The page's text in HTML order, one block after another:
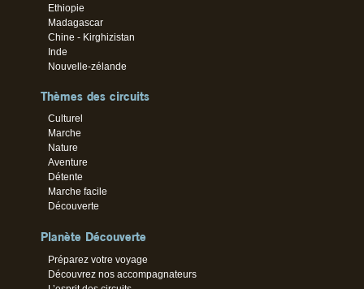
Ethiopie
Madagascar
Chine - Kirghizistan
Inde
Nouvelle-zélande
Thèmes des circuits
Culturel
Marche
Nature
Aventure
Détente
Marche facile
Découverte
Planète Découverte
Préparez votre voyage
Découvrez nos accompagnateurs